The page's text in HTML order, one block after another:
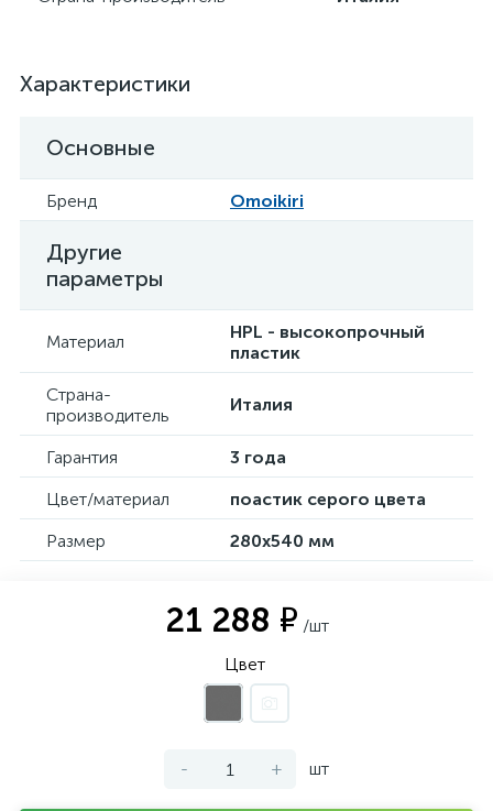
Характеристики
Основные
Бренд Omoikiri
Другие
параметры
Материал
HPL - высокопрочный
пластик
Страна-
производитель
Италия
Гарантия
3 года
Цвет/материал
поастик серого цвета
Размер
280x540 мм
21 288 ₽ /шт
Цвет
- + шт